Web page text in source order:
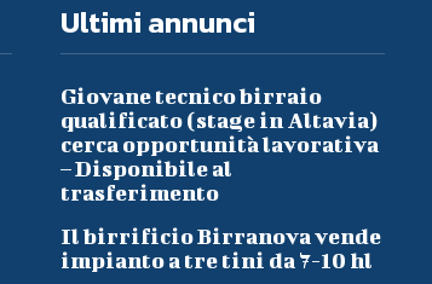
Ultimi annunci
Giovane tecnico birraio
qualificato (stage in Altavia)
cerca opportunità lavorativa
– Disponibile al
trasferimento
Il birrificio Birranova vende
impianto a tre tini da 7-10 hl